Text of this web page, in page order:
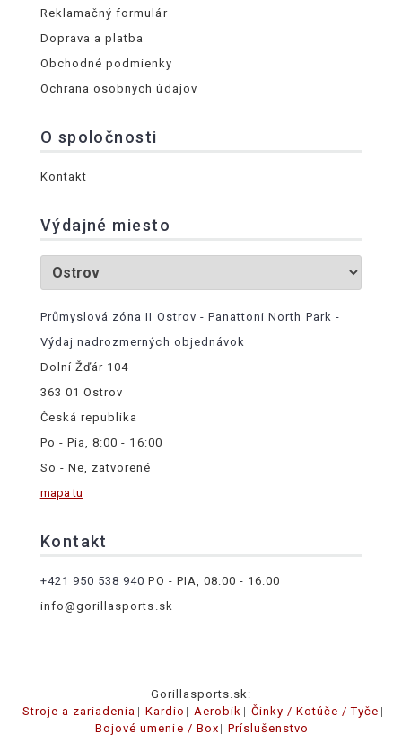
Reklamačný formulár
Doprava a platba
Obchodné podmienky
Ochrana osobných údajov
O spoločnosti
Kontakt
Výdajné miesto
Průmyslová zóna II Ostrov - Panattoni North Park -
Výdaj nadrozmerných objednávok
Dolní Žďár 104
363 01 Ostrov
Česká republika
Po - Pia, 8:00 - 16:00
So - Ne, zatvorené
mapa tu
Kontakt
+421 950 538 940 PO - PIA, 08:00 - 16:00
info@gorillasports.sk
Gorillasports.sk:
Stroje a zariadenia
Kardio Aerobik
Činky / Kotúče / Tyče
Bojové umenie / Box
Príslušenstvo